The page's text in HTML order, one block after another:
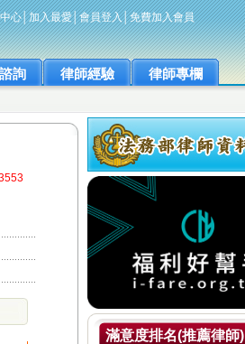
心│加入最愛│會員登入│免費加入會員
詢 律師經驗 律師專欄
滿意度排名(推薦律師)